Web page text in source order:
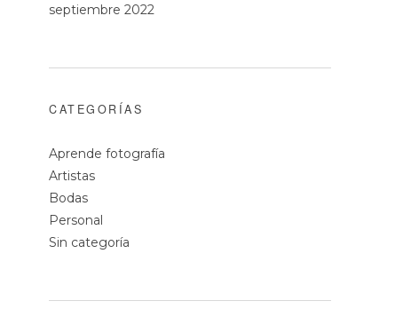
septiembre 2022
CATEGORÍAS
Aprende fotografía
Artistas
Bodas
Personal
Sin categoría